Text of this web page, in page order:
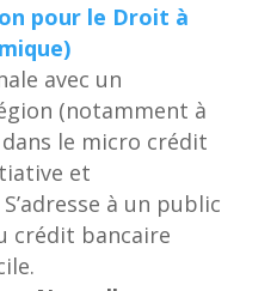
pour le Droit à
avec un
(notamment à
le micro crédit
et
à un public
crédit bancaire